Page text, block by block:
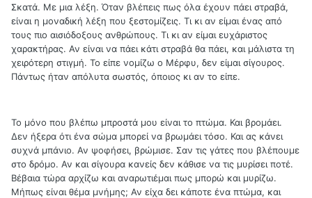
Σκατά. Με μια λέξη. Όταν βλέπεις πως όλα έχουν πάει στραβά,
είναι η μοναδική λέξη που ξεστομίζεις. Τι κι αν είμαι ένας από
τους πιο αισιόδοξους ανθρώπους. Τι κι αν είμαι ευχάριστος
χαρακτήρας. Αν είναι να πάει κάτι στραβά θα πάει, και μάλιστα τη
χειρότερη στιγμή. Το είπε νομίζω ο Μέρφυ, δεν είμαι σίγουρος.
Πάντως ήταν απόλυτα σωστός, όποιος κι αν το είπε.
Το μόνο που βλέπω μπροστά μου είναι το πτώμα. Και βρομάει.
Δεν ήξερα ότι ένα σώμα μπορεί να βρωμάει τόσο. Και ας κάνει
συχνά μπάνιο. Αν ψοφήσει, βρώμισε. Σαν τις γάτες που βλέπουμε
στο δρόμο. Αν και σίγουρα κανείς δεν κάθισε να τις μυρίσει ποτέ.
Βέβαια τώρα αρχίζω και αναρωτιέμαι πως μπορώ και μυρίζω.
Μήπως είναι θέμα μνήμης; Αν είχα δει κάποτε ένα πτώμα, και